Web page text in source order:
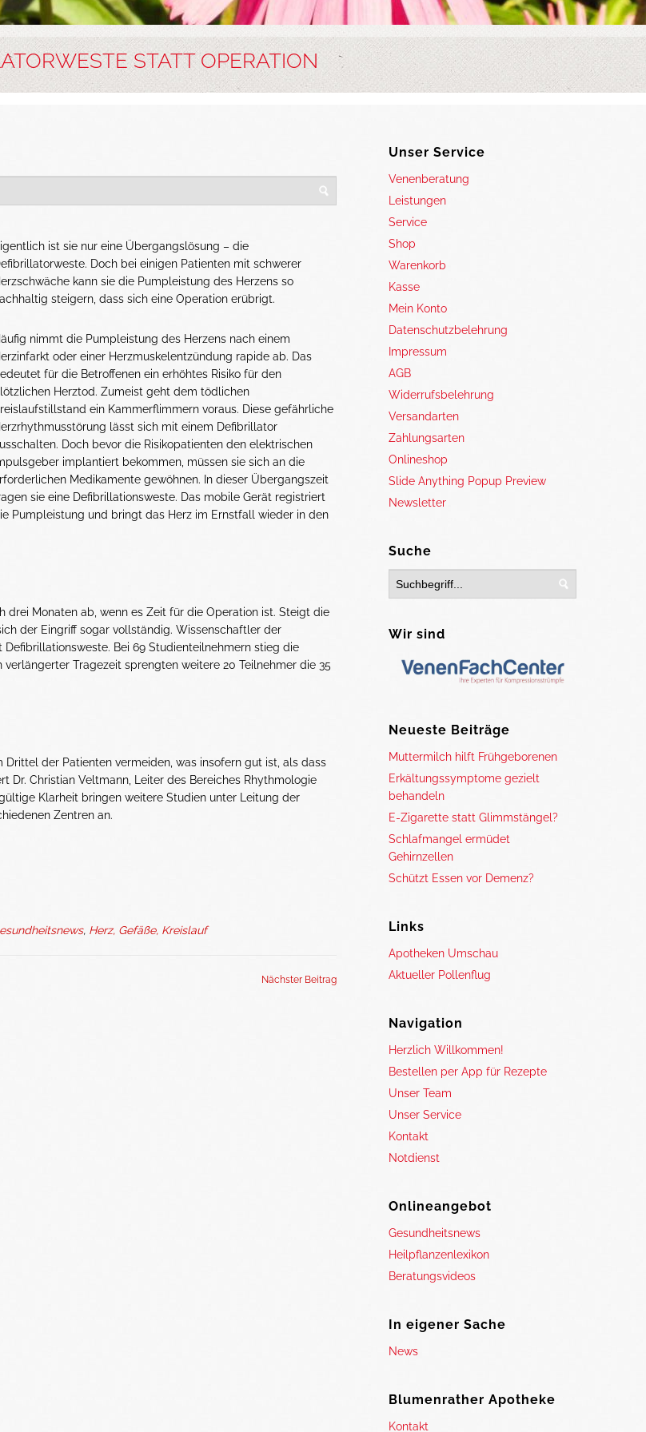
STATT OPERATION
ist sie nur eine Übergangslösung – die
Doch bei einigen Patienten mit schwerer
kann sie die Pumpleistung des Herzens so
steigern, dass sich eine Operation erübrigt.
nimmt die Pumpleistung des Herzens nach einem
oder einer Herzmuskelentzündung rapide ab. Das
für die Betroffenen ein erhöhtes Risiko für den
Herztod. Zumeist geht dem tödlichen
ein Kammerflimmern voraus. Diese gefährliche
lässt sich mit einem Defibrillator
Doch bevor die Risikopatienten den elektrischen
implantiert bekommen, müssen sie sich an die
Medikamente gewöhnen. In dieser Übergangszeit
sie eine Defibrillationsweste. Das mobile Gerät registriert
Pumpleistung und bringt das Herz im Ernstfall wieder in den
Monaten ab, wenn es Zeit für die Operation ist. Steigt die
der Eingriff sogar vollständig. Wissenschaftler der
Bei 69 Studienteilnehmern stieg die
Tragezeit sprengten weitere 20 Teilnehmer die 35
Drittel der Patienten vermeiden, was insofern gut ist, als dass
Dr. Christian Veltmann, Leiter des Bereiches Rhythmologie
Klarheit bringen weitere Studien unter Leitung der
Zentren an.
, Herz, Gefäße, Kreislauf
Nächster Beitrag
Unser Service
Venenberatung
Leistungen
Service
Shop
Warenkorb
Kasse
Mein Konto
Datenschutzbelehrung
Impressum
AGB
Widerrufsbelehrung
Versandarten
Zahlungsarten
Onlineshop
Slide Anything Popup Preview
Newsletter
Suche
Wir sind
Neueste Beiträge
Muttermilch hilft Frühgeborenen
Erkältungssymptome gezielt
behandeln
E-Zigarette statt Glimmstängel?
Schlafmangel ermüdet
Gehirnzellen
Schützt Essen vor Demenz?
Links
Apotheken Umschau
Aktueller Pollenflug
Navigation
Herzlich Willkommen!
Bestellen per App für Rezepte
Unser Team
Unser Service
Kontakt
Notdienst
Onlineangebot
Gesundheitsnews
Heilpflanzenlexikon
Beratungsvideos
In eigener Sache
News
Blumenrather Apotheke
Kontakt